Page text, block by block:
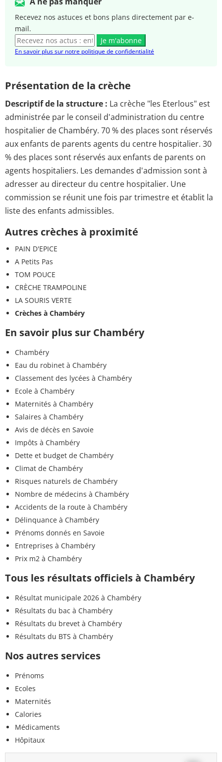
Recevez nos astuces et bons plans directement par e-
mail.
Je m'abonne
En savoir plus sur notre politique de confidentialité
Présentation de la crèche
Descriptif de la structure : La crèche "les Eterlous" est
administrée par le conseil d'administration du centre
hospitalier de Chambéry. 70 % des places sont réservés
aux enfants de parents agents du centre hospitalier. 30
% des places sont réservés aux enfants de parents on
agents hospitaliers. Les demandes d'admission sont à
adresser au directeur du centre hospitalier. Une
commission se réunit une fois par trimestre et établit la
liste des enfants admissibles.
Autres crèches à proximité
PAIN D'EPICE
A Petits Pas
TOM POUCE
CRÈCHE TRAMPOLINE
LA SOURIS VERTE
Crèches à Chambéry
En savoir plus sur Chambéry
Chambéry
Eau du robinet à Chambéry
Classement des lycées à Chambéry
Ecole à Chambéry
Maternités à Chambéry
Salaires à Chambéry
Avis de décès en Savoie
Impôts à Chambéry
Dette et budget de Chambéry
Climat de Chambéry
Risques naturels de Chambéry
Nombre de médecins à Chambéry
Accidents de la route à Chambéry
Délinquance à Chambéry
Prénoms donnés en Savoie
Entreprises à Chambéry
Prix m2 à Chambéry
Tous les résultats officiels à Chambéry
Résultat municipale 2026 à Chambéry
Résultats du bac à Chambéry
Résultats du brevet à Chambéry
Résultats du BTS à Chambéry
Nos autres services
Prénoms
Ecoles
Maternités
Calories
Médicaments
Hôpitaux